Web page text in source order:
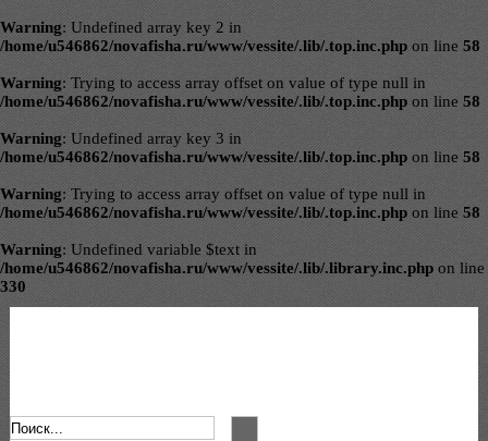
Warning: Undefined array key 2 in
/home/u546862/novafisha.ru/www/vessite/.lib/.top.inc.php on line 58
Warning: Trying to access array offset on value of type null in
/home/u546862/novafisha.ru/www/vessite/.lib/.top.inc.php on line 58
Warning: Undefined array key 3 in
/home/u546862/novafisha.ru/www/vessite/.lib/.top.inc.php on line 58
Warning: Trying to access array offset on value of type null in
/home/u546862/novafisha.ru/www/vessite/.lib/.top.inc.php on line 58
Warning: Undefined variable $text in
/home/u546862/novafisha.ru/www/vessite/.lib/.library.inc.php on line
330